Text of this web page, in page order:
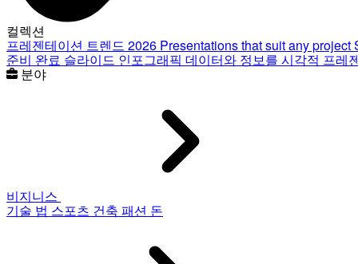
컬렉션
프레젠테이션 트렌드 2026 Presentations that suit any project
준비 완료 슬라이드 인포그래픽 데이터와 정보를 시각적 프레
분야
비지니스
기술 법 스포츠 건축 패션 돈